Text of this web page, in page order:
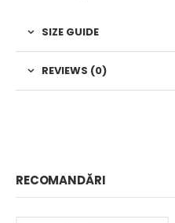
SIZE GUIDE
REVIEWS (0)
RECOMANDĂRI